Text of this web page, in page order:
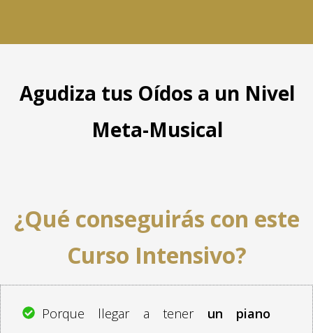
Agudiza tus Oídos a un Nivel
Meta-Musical
¿Qué conseguirás con este
Curso Intensivo?
Porque llegar a tener un piano